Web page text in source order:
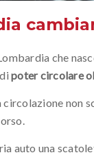
che
poter circolare
non
auto una